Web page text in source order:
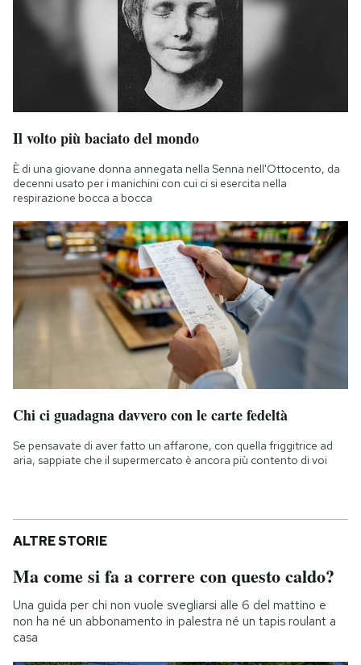
Il volto più baciato del mondo
È di una giovane donna annegata nella Senna nell'Ottocento, da
decenni usato per i manichini con cui ci si esercita nella
respirazione bocca a bocca
Chi ci guadagna davvero con le carte fedeltà
Se pensavate di aver fatto un affarone, con quella friggitrice ad
aria, sappiate che il supermercato è ancora più contento di voi
ALTRE STORIE
Ma come si fa a correre con questo caldo?
Una guida per chi non vuole svegliarsi alle 6 del mattino e
non ha né un abbonamento in palestra né un tapis roulant a
casa